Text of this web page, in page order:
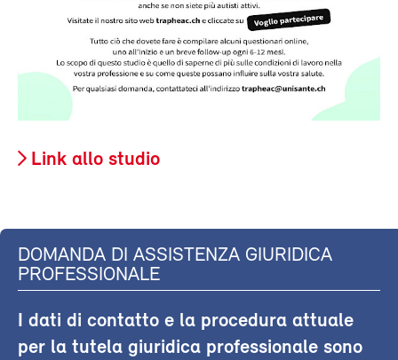
Link allo studio
DOMANDA DI ASSISTENZA GIURIDICA
PROFESSIONALE
I dati di contatto e la procedura attuale
per la tutela giuridica professionale sono